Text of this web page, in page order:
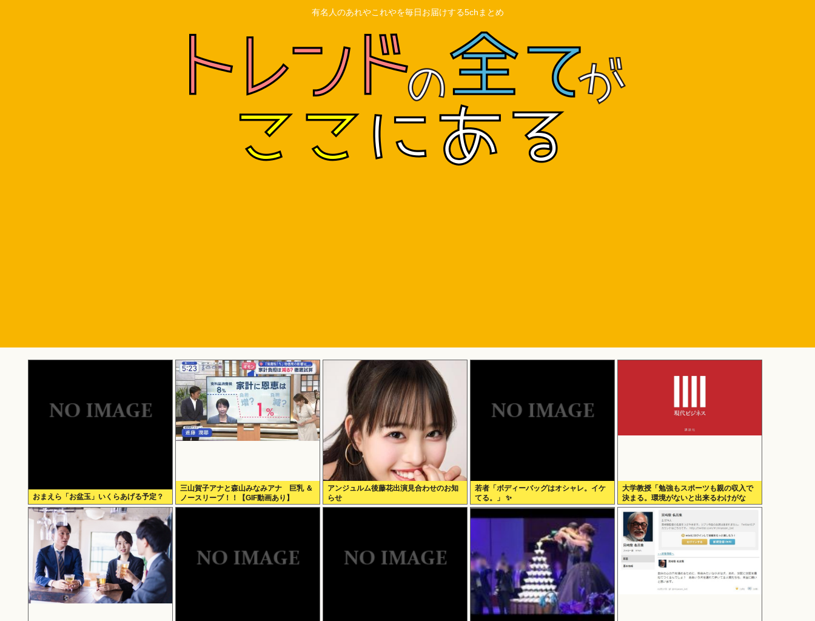
有名人のあれやこれやを毎日お届けする5chまとめ
おまえら「お盆玉」いくらあげる予定？
三山賀子アナと森山みなみアナ 巨乳 ＆
ノースリーブ！！【GIF動画あり】
アンジュルム後藤花出演見合わせのお知
らせ
若者「ボディーバッグはオシャレ。イケ
てる。」 ✨
大学教授「勉強もスポーツも親の収入で
決まる。環境がないと出来るわけがな
い」